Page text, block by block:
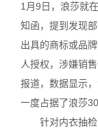
1月9日，浪莎就
知函，提到发现
出具的商标或品
人授权，涉嫌销
报道，数据显示
一度占据了浪莎
针对内衣抽检